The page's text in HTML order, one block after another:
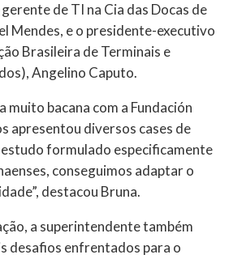
de TI na Cia das Docas de
Mendes, e o presidente-executivo
Brasileira de Terminais e
Angelino Caputo.
muito bacana com a Fundación
apresentou diversos cases de
formulado especificamente
conseguimos adaptar o
destacou Bruna.
a superintendente também
desafios enfrentados para o